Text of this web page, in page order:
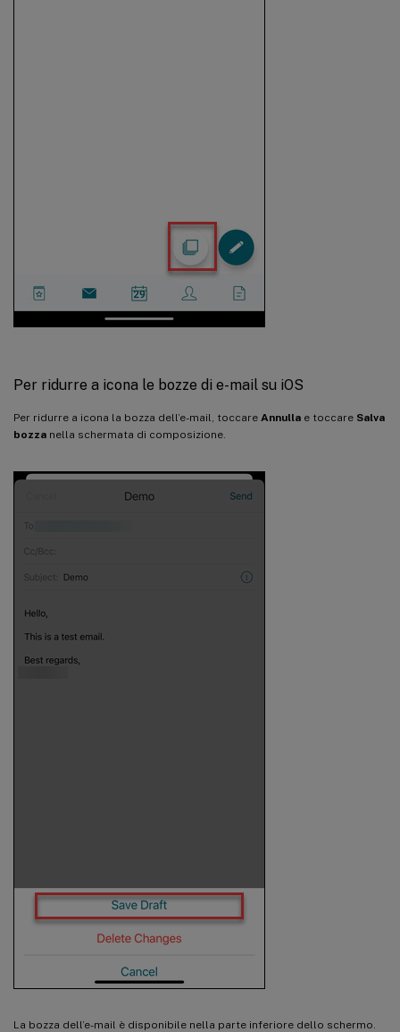
Per ridurre a icona le bozze di e-mail su iOS
Per ridurre a icona la bozza dell’e-mail, toccare Annulla e toccare Salva
bozza nella schermata di composizione.
La bozza dell’e-mail è disponibile nella parte inferiore dello schermo.